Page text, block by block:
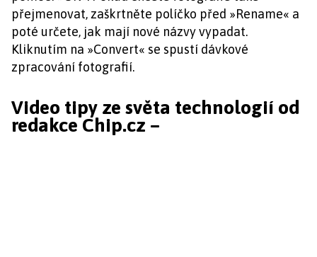
přejmenovat, zaškrtněte políčko před »Rename« a
poté určete, jak mají nové názvy vypadat.
Kliknutím na »Convert« se spustí dávkové
zpracování fotografií.
Video tipy ze světa technologií od
redakce Chip.cz –